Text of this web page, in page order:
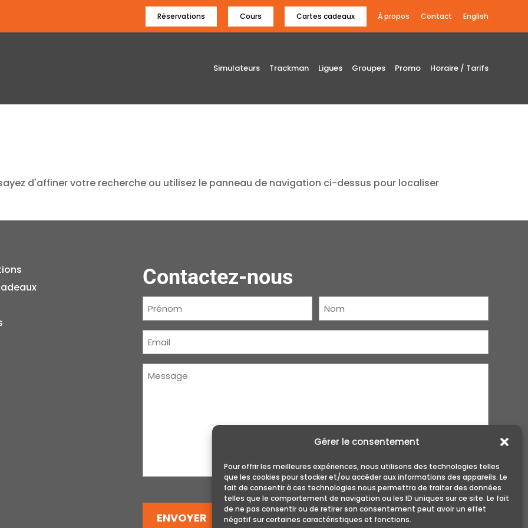
Gérer le consentement
Pour offrir les meilleures expériences, nous utilisons des technologies telles
que les cookies pour stocker et/ou accéder aux informations des appareils. Le
fait de consentir à ces technologies nous permettra de traiter des données
telles que le comportement de navigation ou les ID uniques sur ce site. Le fait
de ne pas consentir ou de retirer son consentement peut avoir un effet
négatif sur certaines caractéristiques et fonctions.
Réservations Cours Cartes cadeaux À propos Contact English
Simulateurs Trackman Ligues Groupes Promo Horaire / Tarifs
d'affiner votre recherche ou utilisez le panneau de navigation ci-dessus pour localiser
Contactez-nous
ENVOYER